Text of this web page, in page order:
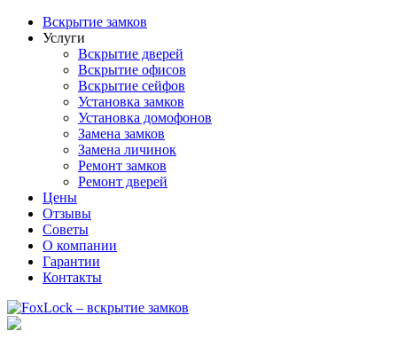
Вскрытие замков
Услуги
Вскрытие дверей
Вскрытие офисов
Вскрытие сейфов
Установка замков
Установка домофонов
Замена замков
Замена личинок
Ремонт замков
Ремонт дверей
Цены
Отзывы
Советы
О компании
Гарантии
Контакты